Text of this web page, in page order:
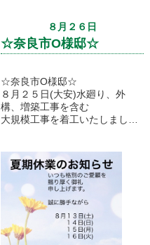
８月２６日
☆奈良市O様邸☆
☆奈良市O様邸☆
８月２５日(大安)水廻り、外
構、増築工事を含む
大規模工事を着工いたしまし
詳しくは現場レポートにて随時
更新しております！